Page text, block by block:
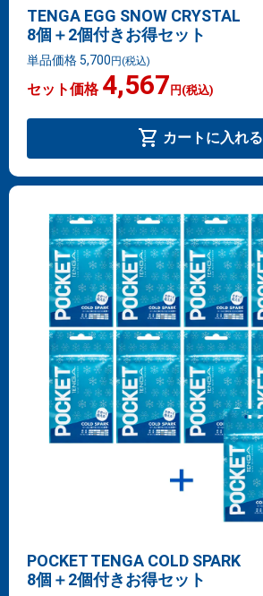
TENGA EGG SNOW CRYSTAL
8個＋2個付きお得セット
単品価格 5,700円(税込)
セット価格 4,567円(税込)
shopping_cart カートに入れる
POCKET TENGA COLD SPARK
8個＋2個付きお得セット